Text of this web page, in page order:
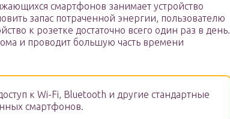
смартфонов занимает устройство
запас потраченной энергии, пользователю
к розетке достаточно всего один раз в день.
и проводит большую часть времени
к Wi-Fi, Bluetooth и другие стандартные
смартфонов.